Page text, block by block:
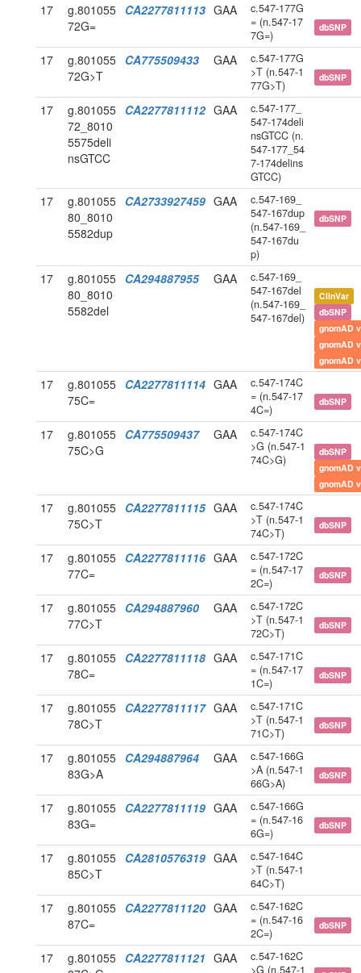
17
g.801055
72G=
CA2277811113 GAA
c.547-177G
= (n.547-17
7G=)
dbSNP
17
g.801055
72G>T
CA775509433 GAA
c.547-177G
>T (n.547-1
77G>T)
dbSNP
17
g.801055
72_8010
5575deli
nsGTCC
CA2277811112 GAA
c.547-177_
547-174deli
nsGTCC (n.
547-177_54
7-174delins
GTCC)
17
g.801055
80_8010
5582dup
CA2733927459 GAA
c.547-169_
547-167dup
(n.547-169_
547-167du
p)
dbSNP
17
g.801055
80_8010
5582del
CA294887955 GAA
c.547-169_
547-167del
(n.547-169_
547-167del)
ClinVar
dbSNP
gnomAD
gnomAD
gnomAD
17
g.801055
75C=
CA2277811114 GAA
c.547-174C
= (n.547-17
4C=)
dbSNP
17
g.801055
75C>G
CA775509437 GAA
c.547-174C
>G (n.547-1
74C>G)
dbSNP
gnomAD
gnomAD
17
g.801055
75C>T
CA2277811115 GAA
c.547-174C
>T (n.547-1
74C>T)
dbSNP
17
g.801055
77C=
CA2277811116 GAA
c.547-172C
= (n.547-17
2C=)
dbSNP
17
g.801055
77C>T
CA294887960 GAA
c.547-172C
>T (n.547-1
72C>T)
dbSNP
17
g.801055
78C=
CA2277811118 GAA
c.547-171C
= (n.547-17
1C=)
dbSNP
17
g.801055
78C>T
CA2277811117 GAA
c.547-171C
>T (n.547-1
71C>T)
dbSNP
17
g.801055
83G>A
CA294887964 GAA
c.547-166G
>A (n.547-1
66G>A)
dbSNP
17
g.801055
83G=
CA2277811119 GAA
c.547-166G
= (n.547-16
6G=)
dbSNP
17
g.801055
85C>T
CA2810576319 GAA
c.547-164C
>T (n.547-1
64C>T)
17
g.801055
87C=
CA2277811120 GAA
c.547-162C
= (n.547-16
2C=)
dbSNP
17
g.801055
CA2277811121 GAA
c.547-162C
>G (n.547-1